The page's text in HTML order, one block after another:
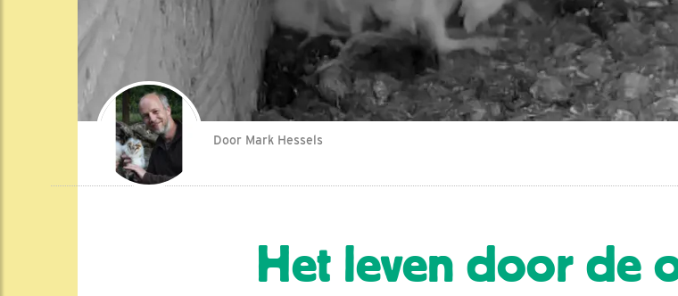
Door Mark Hessels
Het leven door de